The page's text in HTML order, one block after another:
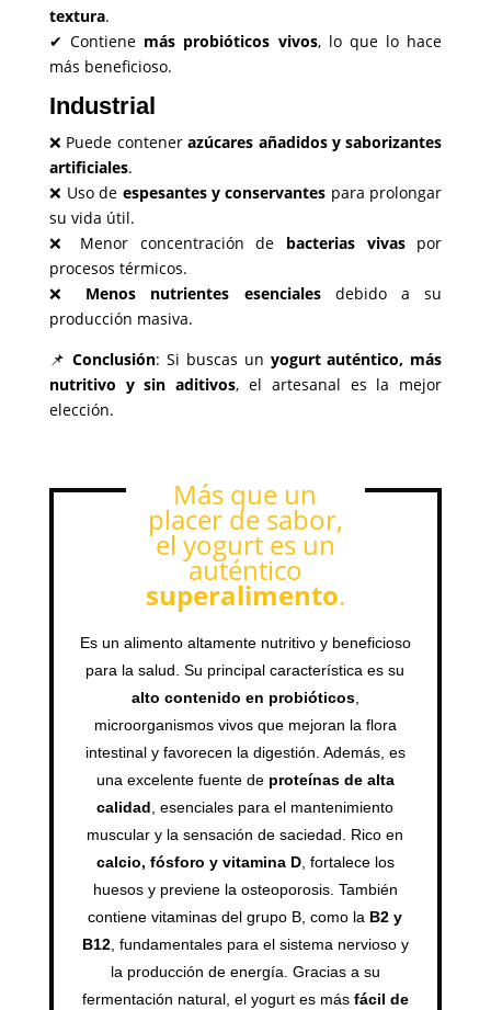
textura.
✔ Contiene más probióticos vivos, lo que lo hace
más beneficioso.
Industrial
❌ Puede contenerazúcares añadidos y saborizantes
artificiales.
❌ Uso de espesantes y conservantes para prolongar
su vida útil.
❌ Menor concentración de bacterias vivaspor
procesos térmicos.
❌ Menos nutrientes esencialesdebido a su
producción masiva.
📌Conclusión: Si buscas un yogurt auténtico, más
nutritivo y sin aditivos, el artesanal es la mejor
elección.
Más que un
placer de sabor,
el yogurt es un
auténtico
superalimento.
Es un alimento altamente nutritivo y beneficioso
para la salud. Su principal característica es su
alto contenido en probióticos,
microorganismos vivos que mejoran la flora
intestinal y favorecen la digestión. Además, es
una excelente fuente de proteínas de alta
calidad, esenciales para el mantenimiento
muscular y la sensación de saciedad. Rico en
calcio, fósforo y vitamina D, fortalece los
huesos y previene la osteoporosis. También
contiene vitaminas del grupo B, como la B2 y
B12, fundamentales para el sistema nervioso y
la producción de energía. Gracias a su
fermentación natural, el yogurt es más fácil de